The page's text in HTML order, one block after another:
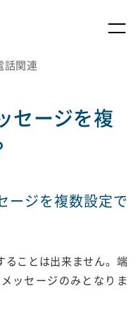
話関連
セージを複
ージを複数設定で
ることは出来ません。端
ッセージのみとなりま